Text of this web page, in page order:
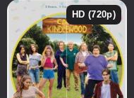
HD (720p)